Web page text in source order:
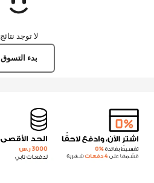
لا توجد نتائج
بدء التسوق